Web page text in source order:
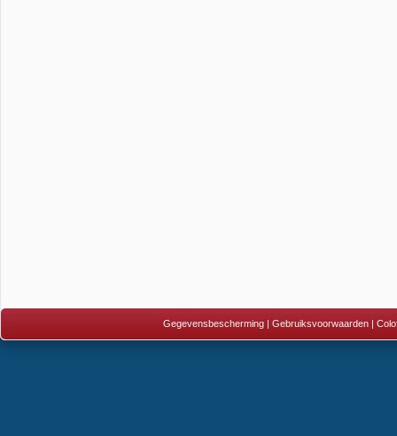
Gegevensbescherming| Gebruiksvoorwaarden|